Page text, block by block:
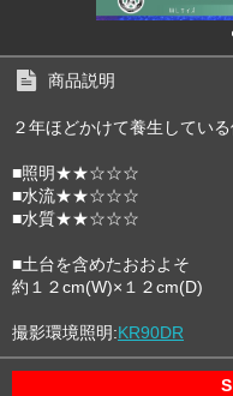
商品説明
２年ほどかけて養生している
■照明★★☆☆☆
■水流★★☆☆☆
■水質★★☆☆☆
■土台を含めたおおよそ
約１２cm(W)×１２cm(D)
撮影環境照明:KR90DR